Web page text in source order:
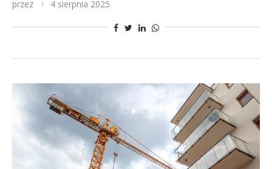
przez 4 sierpnia 2025